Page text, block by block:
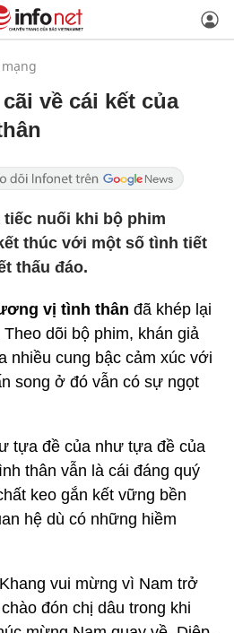
về cái kết của
tiếc nuối khi bộ phim
thúc với một số tình tiết
thấu đáo.
vị tình thân đã khép lại
dõi bộ phim, khán giả
nhiều cung bậc cảm xúc với
song ở đó vẫn có sự ngọt
tựa đề của như tựa đề của
thân vẫn là cái đáng quý
keo gắn kết vững bền
hệ dù có những hiềm
vui mừng vì Nam trở
đón chị dâu trong khi